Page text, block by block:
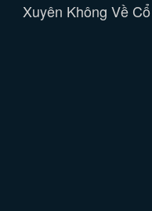
Xuyên Không Về